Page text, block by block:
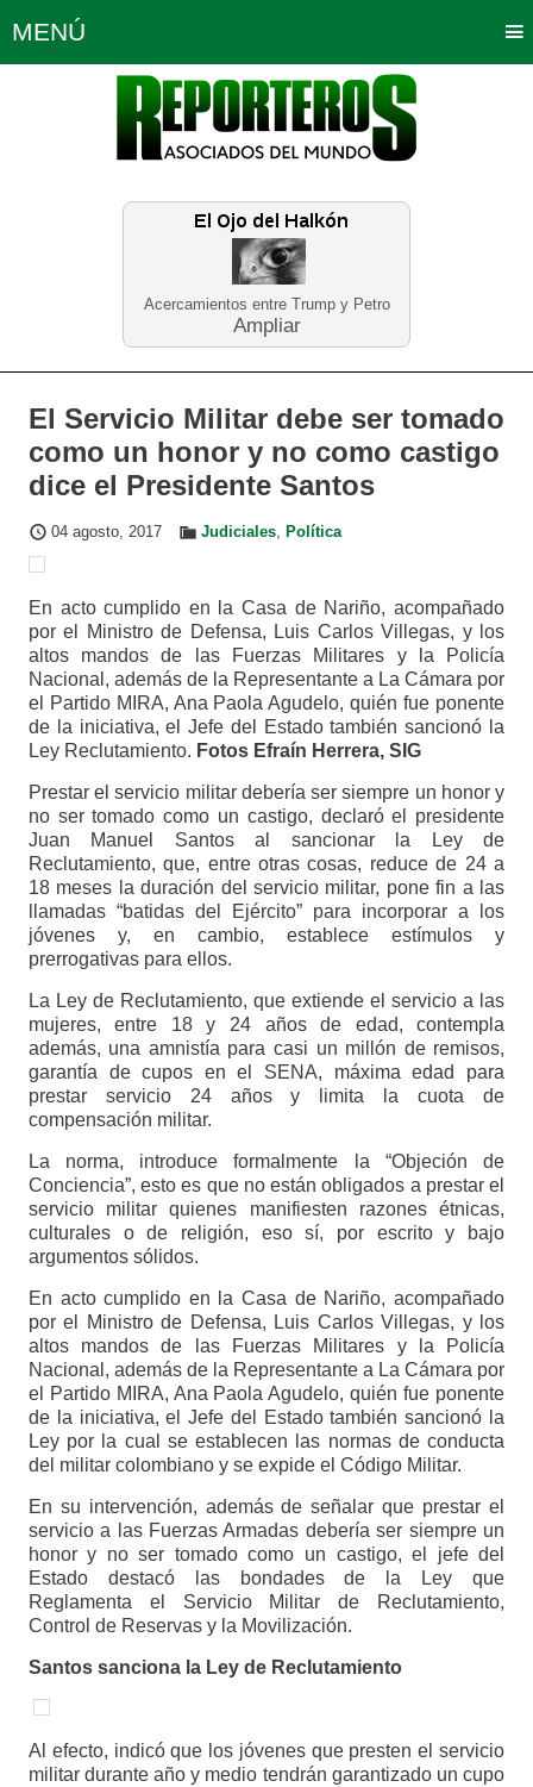
Acercamientos entre Trump y Petro
Ampliar
MENÚ
Política Opinión Bogotá
Planeta Tierra Deportes
Educación Neira
El Servicio Militar debe ser tomado
como un honor y no como castigo
dice el Presidente Santos
04 agosto, 2017 Judiciales, Política
En acto cumplido en la Casa de Nariño, acompañado
por el Ministro de Defensa, Luis Carlos Villegas, y los
altos mandos de las Fuerzas Militares y la Policía
Nacional, además de la Representante a La Cámara por
el Partido MIRA, Ana Paola Agudelo, quién fue ponente
de la iniciativa, el Jefe del Estado también sancionó la
Ley Reclutamiento. Fotos Efraín Herrera, SIG
Prestar el servicio militar debería ser siempre un honor y
no ser tomado como un castigo, declaró el presidente
Juan Manuel Santos al sancionar la Ley de
Reclutamiento, que, entre otras cosas, reduce de 24 a
18 meses la duración del servicio militar, pone fin a las
llamadas “batidas del Ejército” para incorporar a los
jóvenes y, en cambio, establece estímulos y
prerrogativas para ellos.
La Ley de Reclutamiento, que extiende el servicio a las
mujeres, entre 18 y 24 años de edad, contempla
además, una amnistía para casi un millón de remisos,
garantía de cupos en el SENA, máxima edad para
prestar servicio 24 años y limita la cuota de
compensación militar.
La norma, introduce formalmente la “Objeción de
Conciencia”, esto es que no están obligados a prestar el
servicio militar quienes manifiesten razones étnicas,
culturales o de religión, eso sí, por escrito y bajo
argumentos sólidos.
En acto cumplido en la Casa de Nariño, acompañado
por el Ministro de Defensa, Luis Carlos Villegas, y los
altos mandos de las Fuerzas Militares y la Policía
Nacional, además de la Representante a La Cámara por
el Partido MIRA, Ana Paola Agudelo, quién fue ponente
de la iniciativa, el Jefe del Estado también sancionó la
Ley por la cual se establecen las normas de conducta
del militar colombiano y se expide el Código Militar.
En su intervención, además de señalar que prestar el
servicio a las Fuerzas Armadas debería ser siempre un
honor y no ser tomado como un castigo, el jefe del
Estado destacó las bondades de la Ley que
Reglamenta el Servicio Militar de Reclutamiento,
Control de Reservas y la Movilización.
Santos sanciona la Ley de Reclutamiento
Al efecto, indicó que los jóvenes que presten el servicio
militar durante año y medio tendrán garantizado un cupo